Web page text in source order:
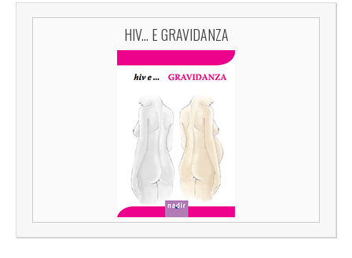
HIV... E GRAVIDANZA